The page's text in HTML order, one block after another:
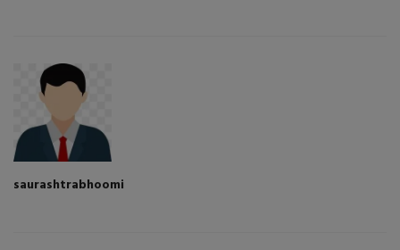
saurashtrabhoomi